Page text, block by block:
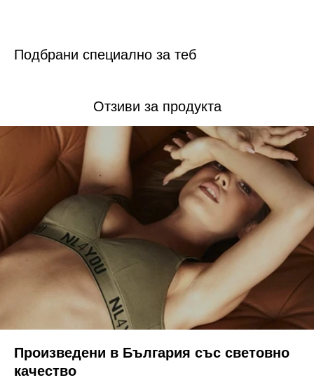
Подбрани специално за теб
Отзиви за продукта
Произведени в България със световно
качество